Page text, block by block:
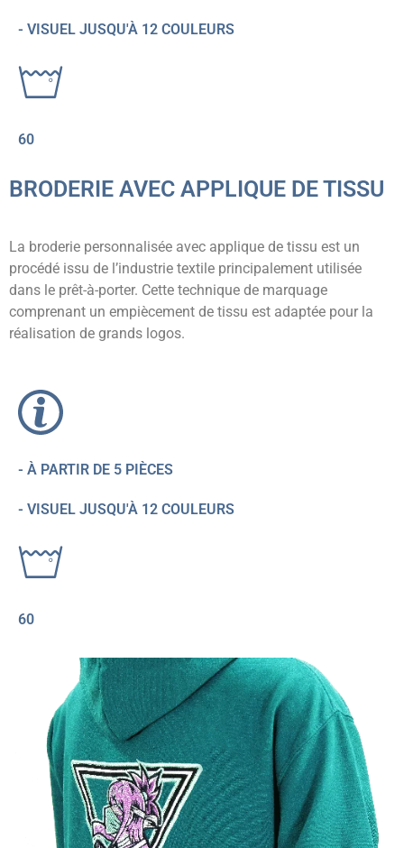
- VISUEL JUSQU'À 12 COULEURS
60
BRODERIE AVEC APPLIQUE DE TISSU
La broderie personnalisée avec applique de tissu est un
procédé issu de l’industrie textile principalement utilisée
dans le prêt-à-porter. Cette technique de marquage
comprenant un empiècement de tissu est adaptée pour la
réalisation de grands logos.
- À PARTIR DE 5 PIÈCES
- VISUEL JUSQU'À 12 COULEURS
60